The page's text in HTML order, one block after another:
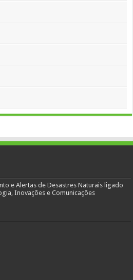
e Alertas de Desastres Naturais ligado
Inovações e Comunicações